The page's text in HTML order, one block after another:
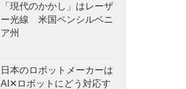
「現代のかかし」はレーザ
ー光線 米国ペンシルベニ
ア州
日本のロボットメーカーは
AI✕ロボットにどう対応す